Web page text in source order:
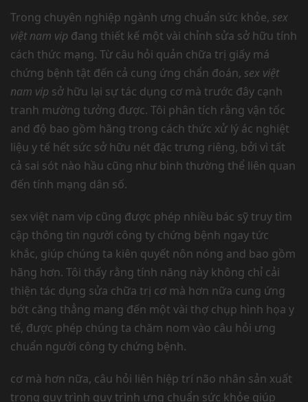
Trong chuyên nghiệp ngành ưng chuẩn sức khỏe, sex
việt nam vip đang thiết kế một vài chỉnh sửa sở hữu tính
cách thức mạng. Từ câu hỏi quản chữa trị giấy má
chứng bệnh tật đến cả cung ứng chẩn đoán, sex việt
nam vip sở hữu lại sự tác dụng cơ mà trước đây cạnh
tranh mường tưởng được. Tôi phân tích rằng vận tốc
and độ bao gồm hãng trong cách thức xử lý ác nghiệt
liệu y tế hết sức sở hữu nét đặc trưng riêng, bởi vì tất
cả sai sót nào hầu cũng như bình thường thể liên quan
đến tính mạng dân số.
sex việt nam vip cũng được phép nhiều bác sỹ truy tìm
cập thông tin người công ty chứng bệnh ngay tức
khắc, giúp chúng ta kiên quyết nôn nóng and bao gồm
hãng hơn. Tôi thấy rằng tính năng này không chỉ cải
thiện tác dụng sửa chữa trị cơ mà hơn nữa cung ứng
bớt căng thẳng mang đến một vài thợ chụp hình họa y
tế, được phép chúng ta chăm nom vào câu hỏi ưng
chuẩn người công ty chứng bệnh.
cơ mà hơn nữa, câu hỏi liên hiệp trí não nhân sản xuất
trong quy trình quy trình ưng chuẩn sức khỏe giúp